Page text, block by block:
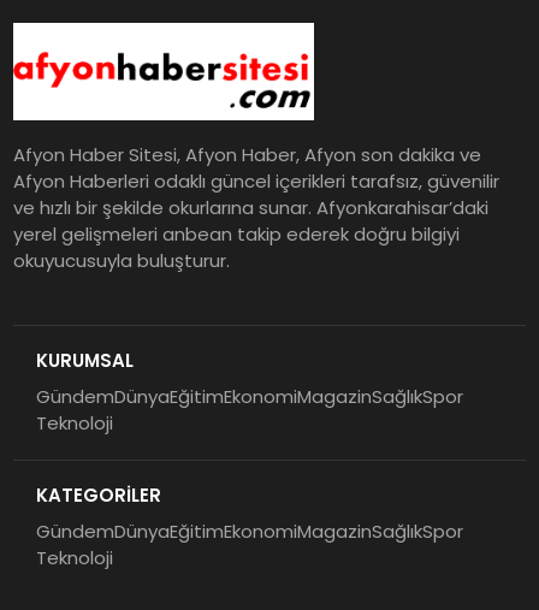
Afyon Haber Sitesi, Afyon Haber, Afyon son dakika ve
Afyon Haberleri odaklı güncel içerikleri tarafsız, güvenilir
ve hızlı bir şekilde okurlarına sunar. Afyonkarahisar’daki
yerel gelişmeleri anbean takip ederek doğru bilgiyi
okuyucusuyla buluşturur.
KURUMSAL
GündemDünyaEğitimEkonomiMagazinSağlıkSpor
Teknoloji
KATEGORİLER
GündemDünyaEğitimEkonomiMagazinSağlıkSpor
Teknoloji